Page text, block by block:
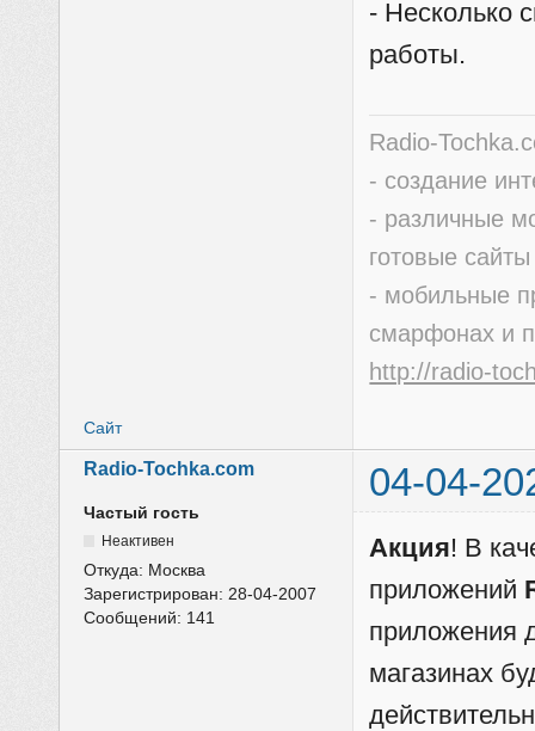
- Несколько
работы.
Radio-
- создание
- различные
готовые
- мобильные
смарфонах и
http://radio-
Сайт
Radio-Tochka.com 04-04-
Частый гость
Неактивен
Откуда: Москва
Зарегистрирован: 28-04-2007
Сообщений: 141
Акция! В
приложений
приложения
магазинах